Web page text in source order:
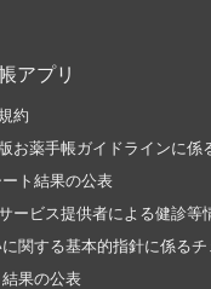
アプリ
約
お薬手帳ガイドラインに係
ート結果の公表
ービス提供者による健診等
関する基本的指針に係るチ
果の公表